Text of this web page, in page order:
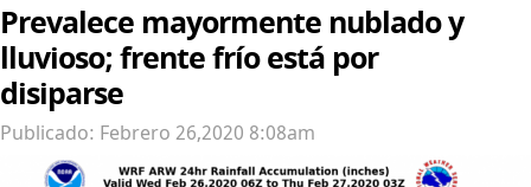
Prevalece mayormente nublado y
lluvioso; frente frío está por
disiparse
Publicado: Febrero 26,2020 8:08am